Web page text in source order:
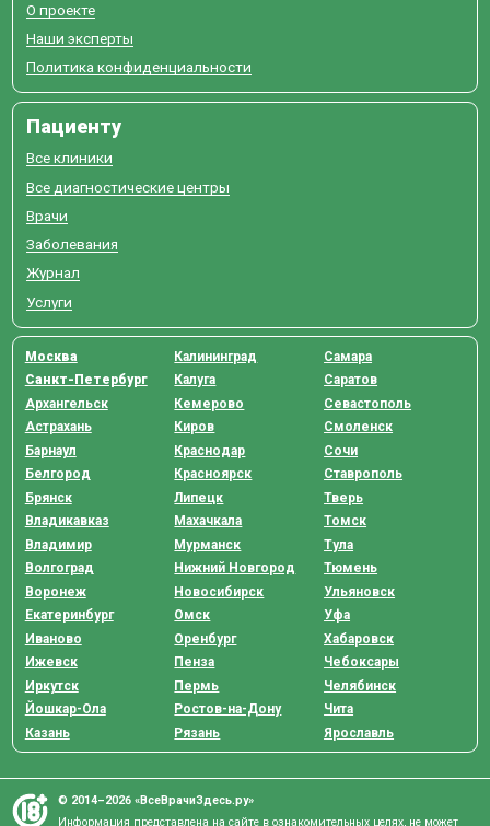
О проекте
Наши эксперты
Политика конфиденциальности
Пациенту
Все клиники
Все диагностические центры
Врачи
Заболевания
Журнал
Услуги
Москва
Санкт-Петербург
Архангельск
Астрахань
Барнаул
Белгород
Брянск
Владикавказ
Владимир
Волгоград
Воронеж
Екатеринбург
Иваново
Ижевск
Иркутск
Йошкар-Ола
Казань
Калининград
Калуга
Кемерово
Киров
Краснодар
Красноярск
Липецк
Махачкала
Мурманск
Нижний Новгород
Новосибирск
Омск
Оренбург
Пенза
Пермь
Ростов-на-Дону
Рязань
Самара
Саратов
Севастополь
Смоленск
Сочи
Ставрополь
Тверь
Томск
Тула
Тюмень
Ульяновск
Уфа
Хабаровск
Чебоксары
Челябинск
Чита
Ярославль
© 2014–2026 «ВсеВрачиЗдесь.ру»
Информация представлена на сайте в ознакомительных целях, не может